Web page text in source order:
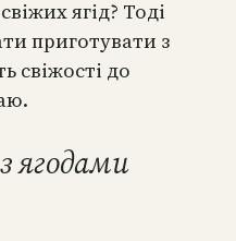
ягід? Тоді
приготувати з
свіжості до
ягодами